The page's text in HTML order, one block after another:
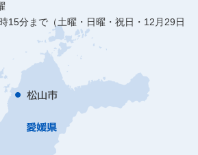
15分まで（土曜・日曜・祝日・12月29日